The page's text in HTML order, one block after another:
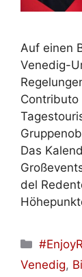
Auf einen
Venedig-
Das
del
Venedig,